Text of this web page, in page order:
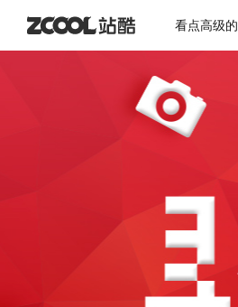
看点高级的